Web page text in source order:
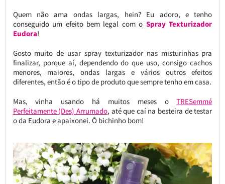
Quem não ama ondas largas, hein? Eu adoro, e tenho
conseguido um efeito bem legal com o Spray Texturizador
Eudora!
Gosto muito de usar spray texturizador nas misturinhas pra
finalizar, porque aí, dependendo do que uso, consigo cachos
menores, maiores, ondas largas e vários outros efeitos
diferentes, então é o tipo de produto que sempre tenho em casa.
Mas, vinha usando há muitos meses oTRESemmé
Perfeitamente (Des) Arrumado, até que caí na besteira de testar
o da Eudora e apaixonei. Ô bichinho bom!